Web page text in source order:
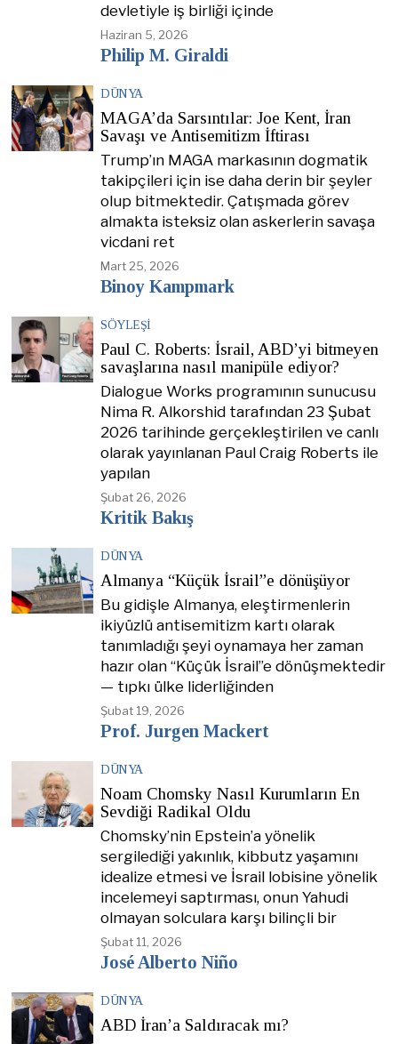
devletiyle iş birliği içinde
Haziran 5, 2026
Philip M. Giraldi
DÜNYA
MAGA’da Sarsıntılar: Joe Kent, İran
Savaşı ve Antisemitizm İftirası
Trump’ın MAGA markasının dogmatik
takipçileri için ise daha derin bir şeyler
olup bitmektedir. Çatışmada görev
almakta isteksiz olan askerlerin savaşa
vicdani ret
Mart 25, 2026
Binoy Kampmark
SÖYLEŞI
Paul C. Roberts: İsrail, ABD’yi bitmeyen
savaşlarına nasıl manipüle ediyor?
Dialogue Works programının sunucusu
Nima R. Alkorshid tarafından 23 Şubat
2026 tarihinde gerçekleştirilen ve canlı
olarak yayınlanan Paul Craig Roberts ile
yapılan
Şubat 26, 2026
Kritik Bakış
DÜNYA
Almanya “Küçük İsrail”e dönüşüyor
Bu gidişle Almanya, eleştirmenlerin
ikiyüzlü antisemitizm kartı olarak
tanımladığı şeyi oynamaya her zaman
hazır olan “Küçük İsrail”e dönüşmektedir
— tıpkı ülke liderliğinden
Şubat 19, 2026
Prof. Jurgen Mackert
DÜNYA
Noam Chomsky Nasıl Kurumların En
Sevdiği Radikal Oldu
Chomsky’nin Epstein’a yönelik
sergilediği yakınlık, kibbutz yaşamını
idealize etmesi ve İsrail lobisine yönelik
incelemeyi saptırması, onun Yahudi
olmayan solculara karşı bilinçli bir
Şubat 11, 2026
José Alberto Niño
DÜNYA
ABD İran’a Saldıracak mı?